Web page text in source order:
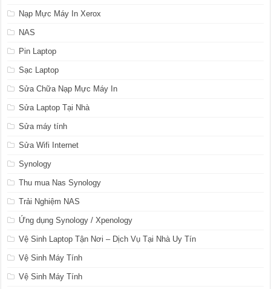
Nạp Mực Máy In Xerox
NAS
Pin Laptop
Sạc Laptop
Sửa Chữa Nạp Mực Máy In
Sửa Laptop Tại Nhà
Sửa máy tính
Sửa Wifi Internet
Synology
Thu mua Nas Synology
Trải Nghiệm NAS
Ứng dụng Synology / Xpenology
Vệ Sinh Laptop Tận Nơi – Dịch Vụ Tại Nhà Uy Tín
Vệ Sinh Máy Tính
Vệ Sinh Máy Tính